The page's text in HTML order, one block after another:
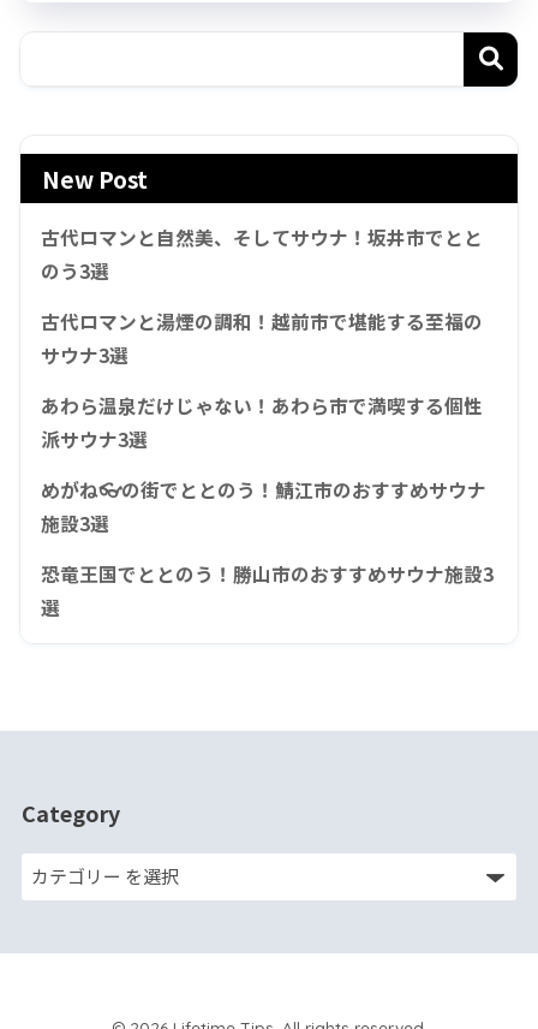
New Post
古代ロマンと自然美、そしてサウナ！坂井市でとと
のう3選
古代ロマンと湯煙の調和！越前市で堪能する至福の
サウナ3選
あわら温泉だけじゃない！あわら市で満喫する個性
派サウナ3選
めがね👓の街でととのう！鯖江市のおすすめサウナ
施設3選
恐竜王国でととのう！勝山市のおすすめサウナ施設3
選
Category